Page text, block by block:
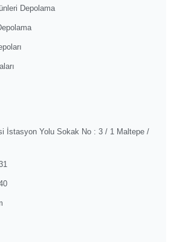
Depolama
İstasyon Yolu Sokak No : 3 / 1 Maltepe /